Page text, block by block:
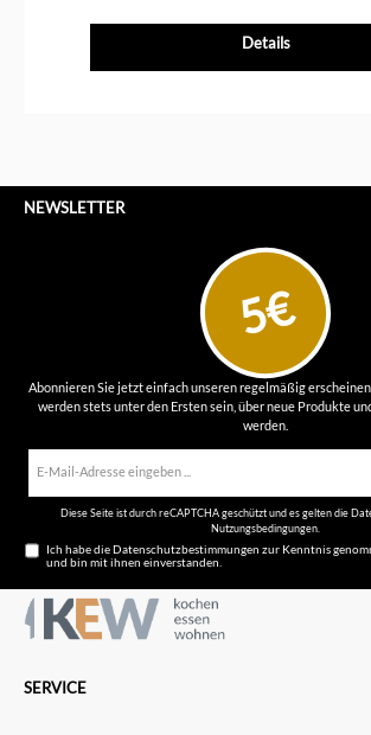
Details
NEWSLETTER
5€
Abonnieren Sie jetzt einfach unseren regelmäßig
werden stets unter den Ersten sein, über neue Produkte
werden.
Diese Seite ist durch reCAPTCHA geschützt und es gelten die
Nutzungsbedingungen
Ich habe dieDatenschutzbestimmungen zur Kenntnis
und bin mit ihnen einverstanden.
SERVICE